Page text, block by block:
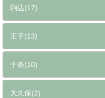
駒込(17)
王子(13)
十条(10)
大久保(2)